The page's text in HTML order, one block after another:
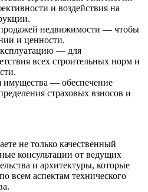
и воздействия на
недвижимости — чтобы
и ценности.
— для
всех строительных норм и
имущества — обеспечение
страховых взносов и
не только качественный
консультации от ведущих
и архитектуры, которые
всем аспектам технического